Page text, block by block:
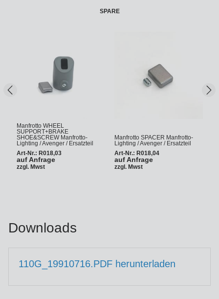
SPARE
Manfrotto WHEEL
SUPPORT+BRAKE
SHOE&SCREW Manfrotto-
Lighting / Avenger / Ersatzteil
Art-Nr.: R018,03
auf Anfrage
zzgl. Mwst
Manfrotto SPACER Manfrotto-
Lighting / Avenger / Ersatzteil
Art-Nr.: R018,04
auf Anfrage
zzgl. Mwst
Zurück
Downloads
110G_19910716.PDF herunterladen